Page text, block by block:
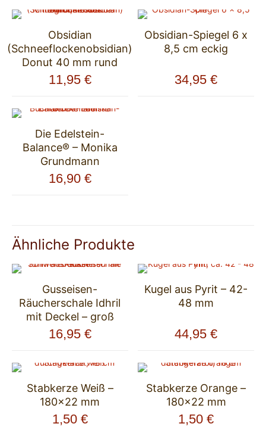
Obsidian
(Schneeflockenobsidian)
Donut 40 mm rund
11,95 €
Obsidian-Spiegel 6 x
8,5 cm eckig
34,95€
Die Edelstein-
Balance® – Monika
Grundmann
16,90 €
Ähnliche Produkte
Gusseisen-
Räucherschale Idhril
mit Deckel – groß
16,95 €
Kugel aus Pyrit – 42-
48 mm
44,95€
Stabkerze Weiß –
180×22 mm
1,50 €
Stabkerze Orange –
180×22 mm
1,50€